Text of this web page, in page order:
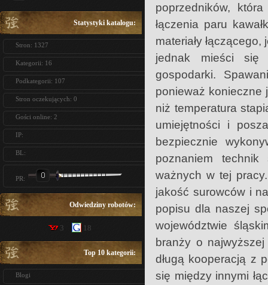
Statystyki katalogu:
Stron: 1327
Kategorii: 16
Podkategorii: 107
Stron oczekujących: 0
Gości online: 2
IP:
BL:
PR:
Odwiedziny robotów:
3 18
Top 10 kategorii:
Blogi
poprzedników,
łączenia paru
materiały
jednak mieści się
gospodarki.
ponieważ konieczne
niż temperatura
umiejętności i
bezpiecznie
poznaniem technik
ważnych w tej
jakość surowców i
popisu dla naszej
województwie
branży o
długą kooperacją z
się między innymi